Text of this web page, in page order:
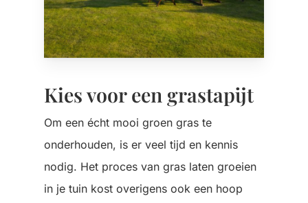
Kies voor een grastapijt
Om een écht mooi groen gras te
onderhouden, is er veel tijd en kennis
nodig. Het proces van gras laten groeien
in je tuin kost overigens ook een hoop